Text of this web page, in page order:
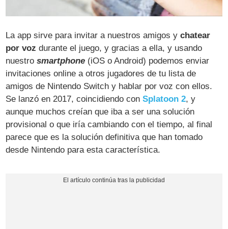
La app sirve para invitar a nuestros amigos ychatear
por voz durante el juego, y gracias a ella, y usando
nuestrosmartphone (iOS o Android) podemos enviar
invitaciones online a otros jugadores de tu lista de
amigos de Nintendo Switch y hablar por voz con ellos.
Se lanzó en 2017, coincidiendo conSplatoon 2, y
aunque muchos creían que iba a ser una solución
provisional o que iría cambiando con el tiempo, al final
parece que es la solución definitiva que han tomado
desde Nintendo para esta característica.